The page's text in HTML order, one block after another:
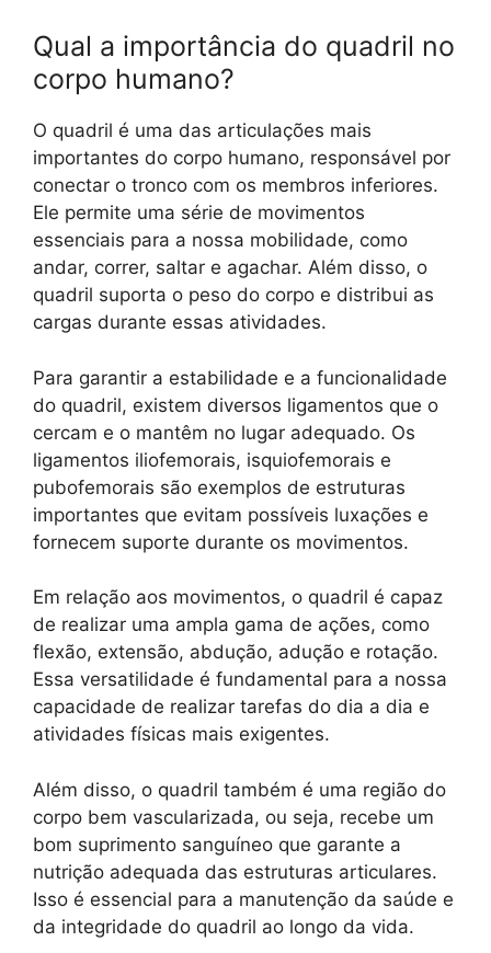
Qual a importância do quadril no
corpo humano?
O quadril é uma das articulações mais
importantes do corpo humano, responsável por
conectar o tronco com os membros inferiores.
Ele permite uma série de movimentos
essenciais para a nossa mobilidade, como
andar, correr, saltar e agachar. Além disso, o
quadril suporta o peso do corpo e distribui as
cargas durante essas atividades.
Para garantir a estabilidade e a funcionalidade
do quadril, existem diversos ligamentos que o
cercam e o mantêm no lugar adequado. Os
ligamentos iliofemorais, isquiofemorais e
pubofemorais são exemplos de estruturas
importantes que evitam possíveis luxações e
fornecem suporte durante os movimentos.
Em relação aos movimentos, o quadril é capaz
de realizar uma ampla gama de ações, como
flexão, extensão, abdução, adução e rotação.
Essa versatilidade é fundamental para a nossa
capacidade de realizar tarefas do dia a dia e
atividades físicas mais exigentes.
Além disso, o quadril também é uma região do
corpo bem vascularizada, ou seja, recebe um
bom suprimento sanguíneo que garante a
nutrição adequada das estruturas articulares.
Isso é essencial para a manutenção da saúde e
da integridade do quadril ao longo da vida.